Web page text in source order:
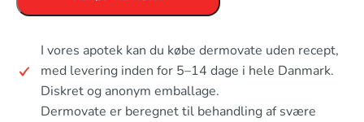
I vores apotek kan du købe dermovate uden recept,
med levering inden for 5–14 dage i hele Danmark.
Diskret og anonym emballage.
Dermovate er beregnet til behandling af svære